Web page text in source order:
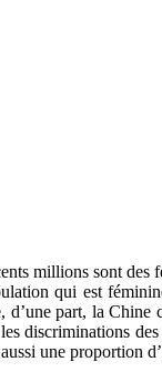
millions sont des
qui est
part, la Chine
discriminations
une proportion